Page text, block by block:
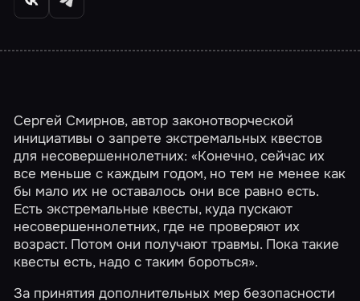
Сергей Смирнов, автор законотворческой
инициативы о запрете экстремальных квестов
для несовершеннолетних: «Конечно, сейчас их
все меньше с каждым годом, но тем не менее как
бы мало их не оставалось они все равно есть.
Есть экстремальные квесты, куда пускают
несовершеннолетних, где не проверяют их
возраст. Потом они получают травмы. Пока такие
квесты есть, надо с таким бороться».
За принятия дополнительных мер безопасности